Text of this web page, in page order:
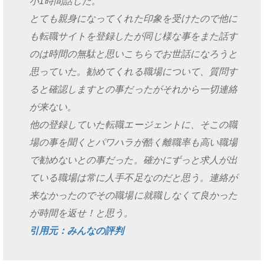
とても親身になってくれた印象を受けたので他に
も転職サイトを登録したが同じ様な事をまた話す
のは時間の無駄と思いこちらでお世話になろうと
思っていた。勧めてくれる職場について、質問す
ると確認しますとの事だったがそれから一切連絡
が来ない。
他の登録していた転職エージェントに、そこの職
場の事を聞くとパワハラが酷く離職率も高い職場
で勧めないとの事だった。確かにずっと求人が出
ている職場は常に人手不足なのだと思う。連絡が
来なかったのでその職場に就職しなくて良かった
が時間を返せ！と思う。
引用元：みんなの評判